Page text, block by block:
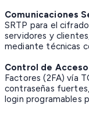
Comunicaciones
SRTP para el
servidores y
mediante técnicas
Control de
Factores (2FA) vía
contraseñas
login programables